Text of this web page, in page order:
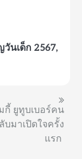
นเด็ก 2567,
กี้ ยูทูบเบอร์คน
บมาเปิดใจครั้ง
แรก